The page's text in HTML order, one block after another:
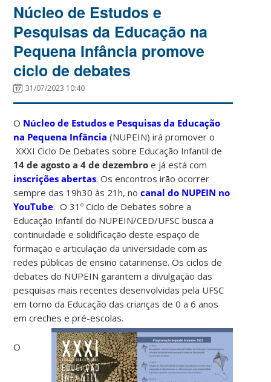
Núcleo de Estudos e
Pesquisas da Educação na
Pequena Infância promove
ciclo de debates
31/07/2023 10:40
O Núcleo de Estudos e Pesquisas da Educação
na Pequena Infância (NUPEIN) irá promover o
XXXI Ciclo De Debates sobre Educação Infantil de
14 de agosto a 4 de dezembro e já está com
inscrições abertas. Os encontros irão ocorrer
sempre das 19h30 às 21h, nocanal do NUPEIN no
YouTube. O 31º Ciclo de Debates sobre a
Educação Infantil do NUPEIN/CED/UFSC busca a
continuidade e solidificação deste espaço de
formação e articulação da universidade com as
redes públicas de ensino catarinense. Os ciclos de
debates do NUPEIN garantem a divulgação das
pesquisas mais recentes desenvolvidas pela UFSC
em torno da Educação das crianças de 0 a 6 anos
em creches e pré-escolas.
O